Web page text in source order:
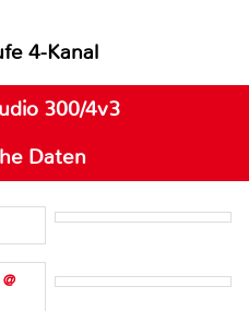
4-Kanal
300/4v3
Daten